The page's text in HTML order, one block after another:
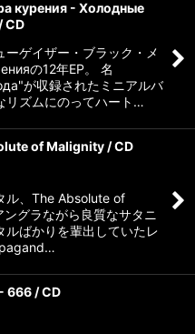
курения - Холодные
CD
ーゲイザー・ブラック・メ
の12年EP。 名
が収録されたミニアルバ
リズムにのってハート…
of Malignity / CD
ル、The Absolute of
グラながら良質なサタニ
ルばかりを輩出していたレ
666 / CD